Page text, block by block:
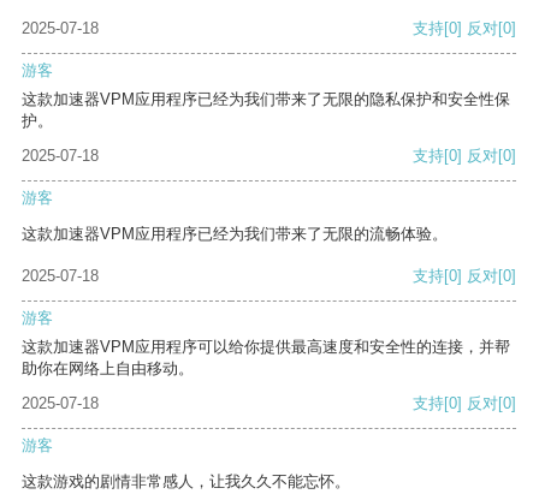
2025-07-18 支持[0] 反对[0]
游客
这款加速器VPM应用程序已经为我们带来了无限的隐私保护和安全性保
护。
2025-07-18
支持[0] 反对[0]
游客
这款加速器VPM应用程序已经为我们带来了无限的流畅体验。
2025-07-18 支持[0] 反对[0]
游客
这款加速器VPM应用程序可以给你提供最高速度和安全性的连接，并帮
助你在网络上自由移动。
2025-07-18
支持[0] 反对[0]
游客
这款游戏的剧情非常感人，让我久久不能忘怀。